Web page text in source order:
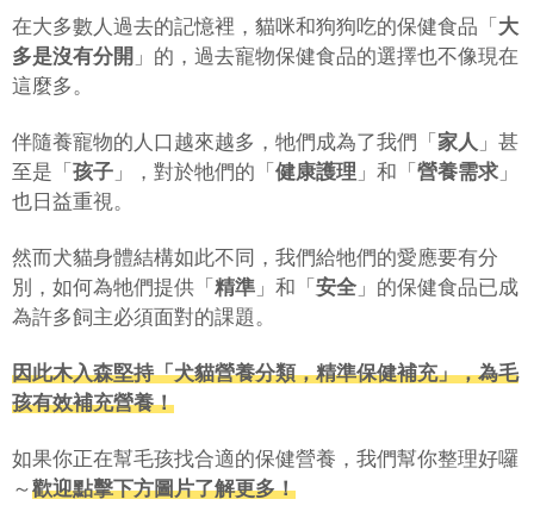
在大多數人過去的記憶裡，貓咪和狗狗吃的保健食品「 大
多是沒有分開 」的，過去寵物保健食品的選擇也不像現在
這麼多。
伴隨養寵物的人口越來越多，牠們成為了我們「 家人 」甚
至是「 孩子 」，對於牠們的「 健康護理 」和「 營養需求 」
也日益重視。
然而犬貓身體結構如此不同，我們給牠們的愛應要有分
別，如何為牠們提供「 精準 」和「 安全 」的保健食品已成
為許多飼主必須面對的課題。
因此木入森堅持「犬貓營養分類，精準保健補充」，為毛
孩有效補充營養！
如果你正在幫毛孩找合適的保健營養，我們幫你整理好囉
～歡迎點擊下方圖片了解更多！